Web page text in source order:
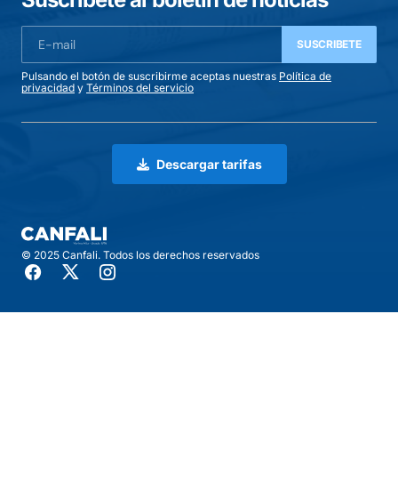
SUSCRIBETE
Pulsando el botón de suscribirme aceptas nuestras Política de
privacidad y Términos del servicio
Descargar tarifas
© 2025 Canfali. Todos los derechos reservados